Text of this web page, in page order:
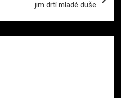
jim drtí mladé duše